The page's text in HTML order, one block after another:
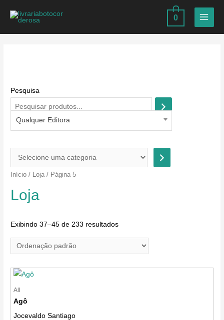
para
0
MAIN
Início / Loja / Página 5
Loja
Exibindo 37–45 de 233 resultados
All
Agô
Jocevaldo Santiago
Pesquisa
Qualquer Editora
e
i
u
m
a
c